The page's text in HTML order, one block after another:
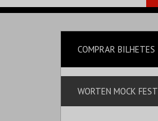
COMPRAR BILHETES
WORTEN MOCK